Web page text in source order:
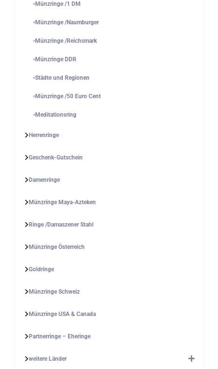
Münzringe /1 DM
Münzringe /Naumburger
Münzringe /Reichsmark
Münzringe DDR
Städte und Regionen
Münzringe /50 Euro Cent
Meditationsring
Herrenringe
Geschenk-Gutschein
Damenringe
Münzringe Maya-Azteken
Ringe /Damaszener Stahl
Münzringe Österreich
Goldringe
Münzringe Schweiz
Münzringe USA & Canada
Partnerringe – Eheringe
weitere Länder